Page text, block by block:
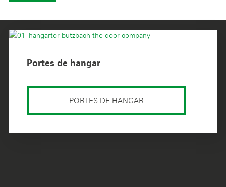
Portes de hangar
PORTES DE HANGAR